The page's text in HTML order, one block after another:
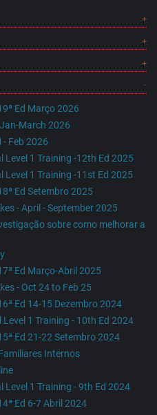
Ed Março 2026
March 2026
- Feb 2026
Level 1 Training -12th Ed 2025
Level 1 Training -11st Ed 2025
Ed Setembro 2025
- April - September 2025
sobre como melhorar a
Ed Março-Abril 2025
- Oct 24 to Feb 25
Ed 14-15 Dezembro 2024
1 Training - 10th Ed 2024
Ed 21-22 Setembro 2024
Internos
Level 1 Training - 9th Ed 2024
Ed 6-7 Abril 2024